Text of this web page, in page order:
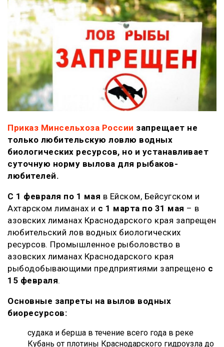
Приказ Минсельхоза России запрещает не
только любительскую ловлю водных
биологических ресурсов, но и устанавливает
суточную норму вылова для рыбаков-
любителей.
С 1 февраля по 1 мая в Ейском, Бейсугском и
Ахтарском лиманах и с 1 марта по 31 мая – в
азовских лиманах Краснодарского края запрещен
любительский лов водных биологических
ресурсов. Промышленное рыболовство в
азовских лиманах Краснодарского края
рыбодобывающими предприятиями запрещено с
15 февраля.
Основные запреты на вылов водных
биоресурсов:
судака и берша в течение всего года в реке
Кубань от плотины Краснодарского гидроузла до